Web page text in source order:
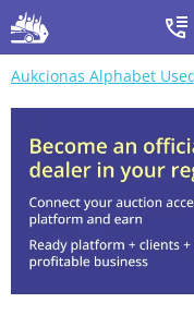
Aukcionas Alphabet